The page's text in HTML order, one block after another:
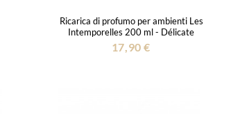
Ricarica di profumo per ambienti Les
Intemporelles 200 ml - Délicate
Verveine
17,90 €